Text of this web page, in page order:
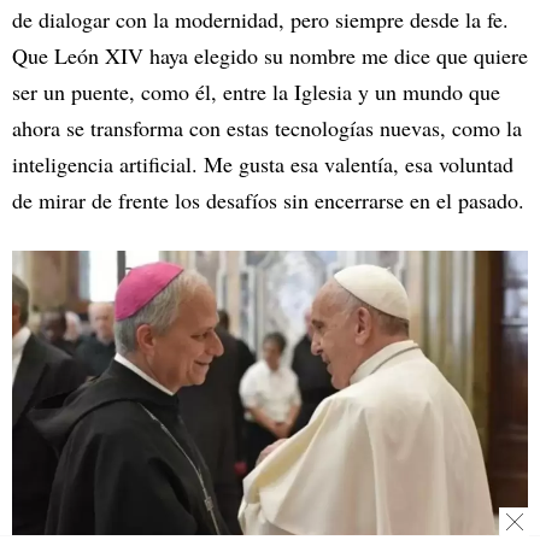
de dialogar con la modernidad, pero siempre desde la fe.
Que León XIV haya elegido su nombre me dice que quiere
ser un puente, como él, entre la Iglesia y un mundo que
ahora se transforma con estas tecnologías nuevas, como la
inteligencia artificial. Me gusta esa valentía, esa voluntad
de mirar de frente los desafíos sin encerrarse en el pasado.